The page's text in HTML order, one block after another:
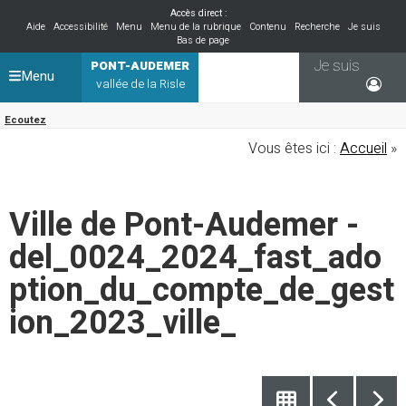
Accès direct :
Aide
Accessibilité Menu Menu de la rubrique Contenu Recherche
Je suis
Bas de page
PONT-AUDEMER
vallée de la Risle
Ecoutez
Je suis
Menu
Vous êtes ici : Accueil »
Ville de Pont-Audemer -
del_0024_2024_fast_ado
ption_du_compte_de_gest
ion_2023_ville_